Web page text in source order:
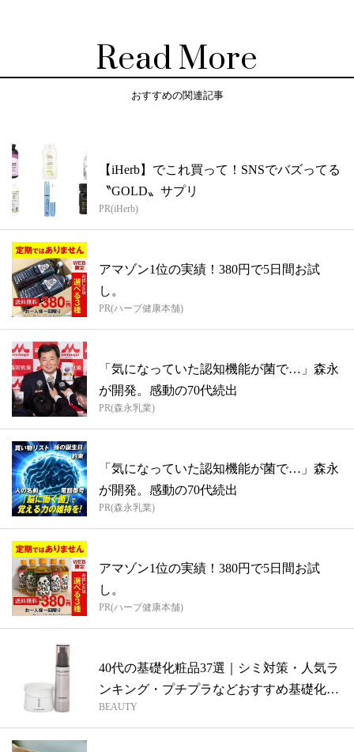
Read More
おすすめの関連記事
【iHerb】でこれ買って！SNSでバズってる
〝GOLD〟サプリ
PR(iHerb)
アマゾン1位の実績！380円で5日間お試
し。
PR(ハーブ健康本舗)
「気になっていた認知機能が菌で…」森永
が開発。感動の70代続出
PR(森永乳業)
「気になっていた認知機能が菌で…」森永
が開発。感動の70代続出
PR(森永乳業)
アマゾン1位の実績！380円で5日間お試
し。
PR(ハーブ健康本舗)
40代の基礎化粧品37選｜シミ対策・人気ラ
ンキング・プチプラなどおすすめ基礎化
粧...
BEAUTY